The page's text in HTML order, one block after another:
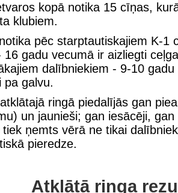
kopā notika 15 cīņas,
klubiem.
pēc starptautiskajiem K-1
16 gadu vecumā ir aizliegti
dalībniekiem - 9-10
pa galvu.
ringā piedalījās gan
un jaunieši; gan iesācēji,
ņemts vērā ne tikai
pieredze.
Atklātā ringa